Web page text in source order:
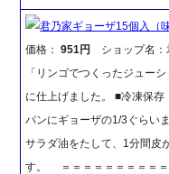
君乃家ギョーザ15個入（
価格：951円
ショップ名：
「リンゴでつくったジュー
に仕上げました。 ■冷凍保
パンにギョーザの1/3ぐらい
サラダ油をたして、1分間皮
す。 ＝＝＝＝＝＝＝＝＝＝